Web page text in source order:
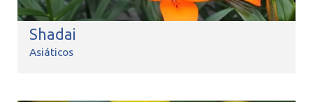
Shadai
Asiáticos